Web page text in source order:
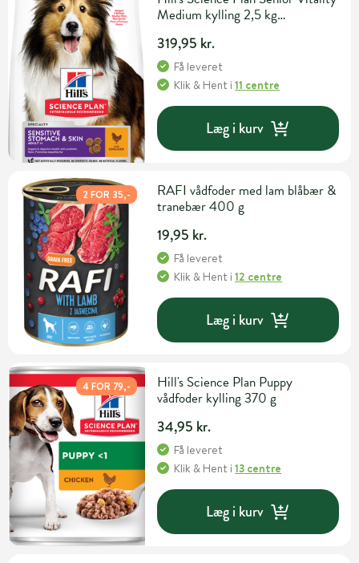
Medium kylling 2,5 kg
319,95 kr.
Få leveret
Klik & Hent i11 centre
Læg i kurv
2 FOR 35,-
RAFI vådfoder med lam blåbær &
tranebær 400 g
19,95 kr.
Få leveret
Klik & Hent i12 centre
Læg i kurv
4 FOR 79,-
Hill's Science Plan Puppy
vådfoder kylling 370 g
34,95 kr.
Få leveret
Klik & Hent i13 centre
Læg i kurv